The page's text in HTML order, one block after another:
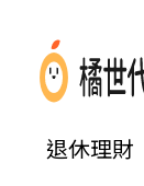
退休理財